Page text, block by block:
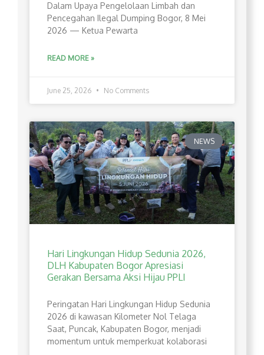
Dalam Upaya Pengelolaan Limbah dan
Pencegahan Ilegal Dumping Bogor, 8 Mei
2026 — Ketua Pewarta
READ MORE »
June 25, 2026 No Comments
NEWS
Hari Lingkungan Hidup Sedunia 2026,
DLH Kabupaten Bogor Apresiasi
Gerakan Bersama Aksi Hijau PPLI
Peringatan Hari Lingkungan Hidup Sedunia
2026 di kawasan Kilometer Nol Telaga
Saat, Puncak, Kabupaten Bogor, menjadi
momentum untuk memperkuat kolaborasi